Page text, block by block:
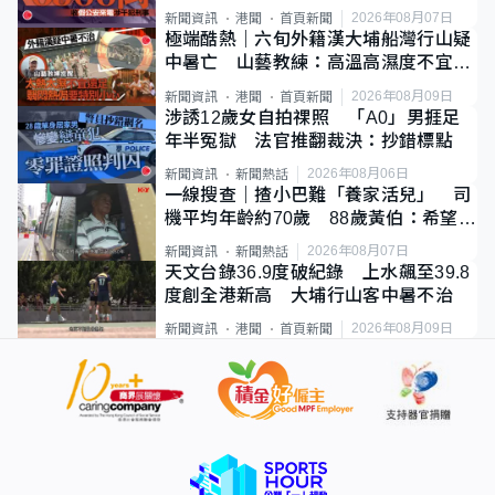
新聞資訊 港聞 首頁新聞 2026年08月07日
極端酷熱｜六旬外籍漢大埔船灣行山疑
中暑亡 山藝教練：高溫高濕度不宜遠
新聞資訊 港聞 首頁新聞 2026年08月09日
涉誘12歲女自拍祼照 「A0」男捱足
年半冤獄 法官推翻裁決：抄錯標點
新聞資訊 新聞熱話 2026年08月06日
一線搜查｜揸小巴難「養家活兒」 司
機平均年齡約70歲 88歲黃伯：希望一
直揸落去
新聞資訊 新聞熱話 2026年08月07日
天文台錄36.9度破紀錄 上水飆至39.8
度創全港新高 大埔行山客中暑不治
新聞資訊 港聞 首頁新聞 2026年08月09日